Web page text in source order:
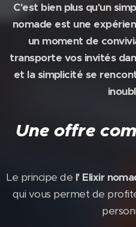
C'est bien plus qu'un
nomade est une
un moment de
transporte vos invités
et la simplicité se
Une offre
Le principe de l' Elixir
qui vous permet de